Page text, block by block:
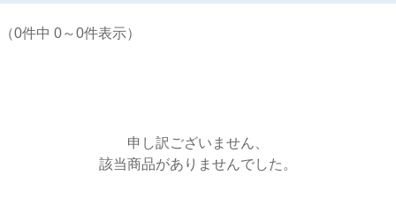
特定商取引法
（0件中 0～0件表示）
申し訳ございません、
該当商品がありませんでした。